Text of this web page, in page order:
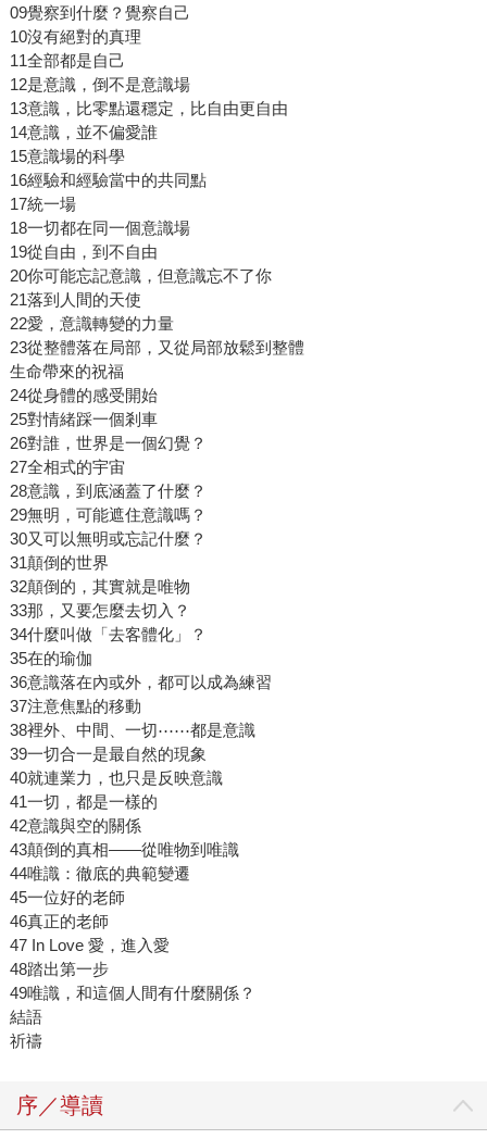
09覺察到什麼？覺察自己
10沒有絕對的真理
11全部都是自己
12是意識，倒不是意識場
13意識，比零點還穩定，比自由更自由
14意識，並不偏愛誰
15意識場的科學
16經驗和經驗當中的共同點
17統一場
18一切都在同一個意識場
19從自由，到不自由
20你可能忘記意識，但意識忘不了你
21落到人間的天使
22愛，意識轉變的力量
23從整體落在局部，又從局部放鬆到整體
生命帶來的祝福
24從身體的感受開始
25對情緒踩一個剎車
26對誰，世界是一個幻覺？
27全相式的宇宙
28意識，到底涵蓋了什麼？
29無明，可能遮住意識嗎？
30又可以無明或忘記什麼？
31顛倒的世界
32顛倒的，其實就是唯物
33那，又要怎麼去切入？
34什麼叫做「去客體化」？
35在的瑜伽
36意識落在內或外，都可以成為練習
37注意焦點的移動
38裡外、中間、一切⋯⋯都是意識
39一切合一是最自然的現象
40就連業力，也只是反映意識
41一切，都是一樣的
42意識與空的關係
43顛倒的真相——從唯物到唯識
44唯識：徹底的典範變遷
45一位好的老師
46真正的老師
47 In Love 愛，進入愛
48踏出第一步
49唯識，和這個人間有什麼關係？
結語
祈禱
序／導讀